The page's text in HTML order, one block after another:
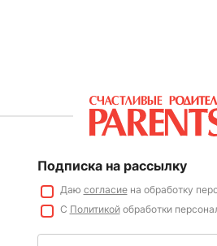
Подписка на рассылку
Даю согласиена обработку
С Политикойобработки